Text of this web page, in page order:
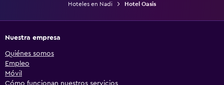
Hoteles en Nadi
Hotel Oasis
Nuestra empresa
Quiénes somos
Empleo
Móvil
Cómo funcionan nuestros servicios